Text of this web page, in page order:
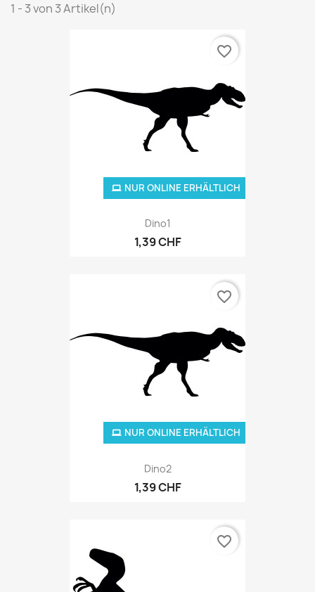
1 - 3 von 3 Artikel(n)
Dino1
1,39 CHF
NUR ONLINE ERHÄLTLICH
favorite_border
Dino2
1,39 CHF
NUR ONLINE ERHÄLTLICH
favorite_border
favorite_border